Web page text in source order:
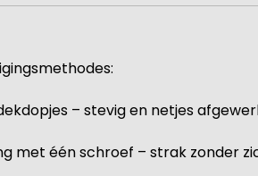
– stevig en netjes
met één schroef – strak zonder